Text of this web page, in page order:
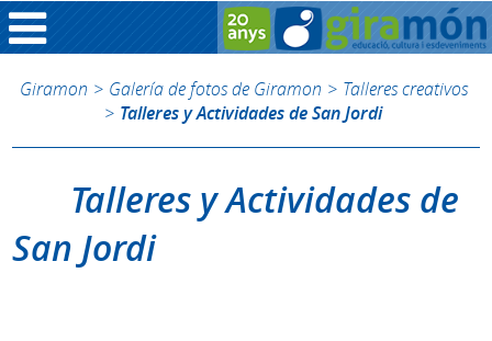
Giramon > Galería de fotos de Giramon > Talleres creativos
> Talleres y Actividades de San Jordi
Talleres y Actividades de
San Jordi